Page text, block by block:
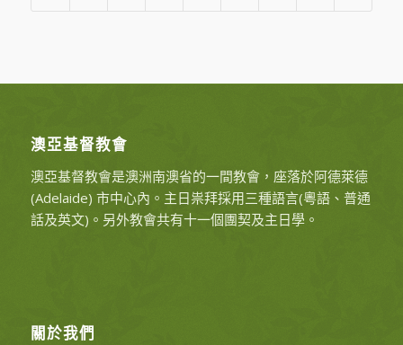
澳亞基督教會
澳亞基督教會是澳洲南澳省的一間教會，座落於阿德萊德
(Adelaide) 市中心內。主日祟拜採用三種語言(粵語、普通
話及英文)。另外教會共有十一個團契及主日學。
關於我們